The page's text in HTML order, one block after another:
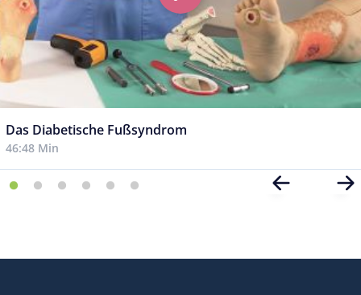
Das Diabetische Fußsyndrom
46:48 Min